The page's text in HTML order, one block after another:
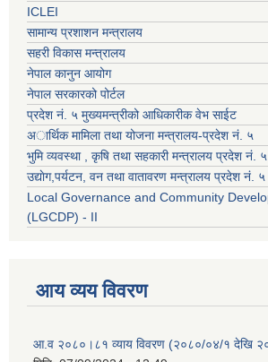
ICLEI
सामान्य प्रशाशन मन्त्रालय
सहरी विकास मन्त्रालय
नेपाल कानुन आयोग
नेपाल सरकारको पोर्टल
प्रदेश नं. ५ मुख्यमन्त्रीको आधिकारीक वेभ साईट
अार्थिक मामिला तथा योजना मन्त्रालय-प्रदेश नं. ५
भुमि व्यवस्था , कृषि तथा सहकारी मन्त्रालय प्रदेश नं. ५
उद्याेग,पर्यटन, वन तथा वातावरण मन्त्रालय प्रदेश नं. ५
Local Governance and Community
(LGCDP) - II
आय व्यय विवरण
आ.व २०८०।८१ व्याय विवरण (२०८०/०४/१ देखि